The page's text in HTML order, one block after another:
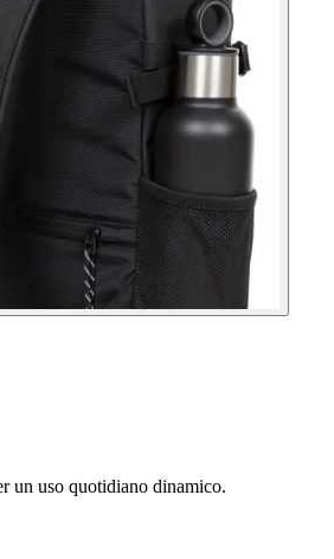
un uso quotidiano dinamico.